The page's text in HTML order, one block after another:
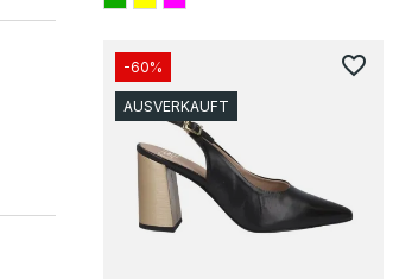
-60%
AUSVERKAUFT
favorite_border